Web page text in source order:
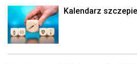
Kalendarz